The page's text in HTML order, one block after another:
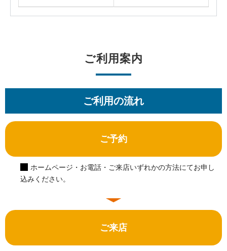
ご利用案内
ご利用の流れ
ご予約
ホームページ・お電話・ご来店いずれかの方法にてお申し
込みください。
ご来店